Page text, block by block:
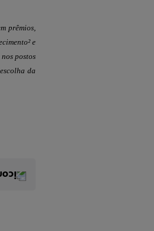
prêmios,
e
postos
da